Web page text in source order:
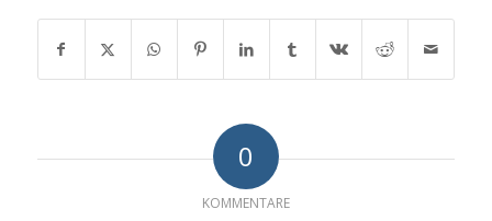
0
KOMMENTARE